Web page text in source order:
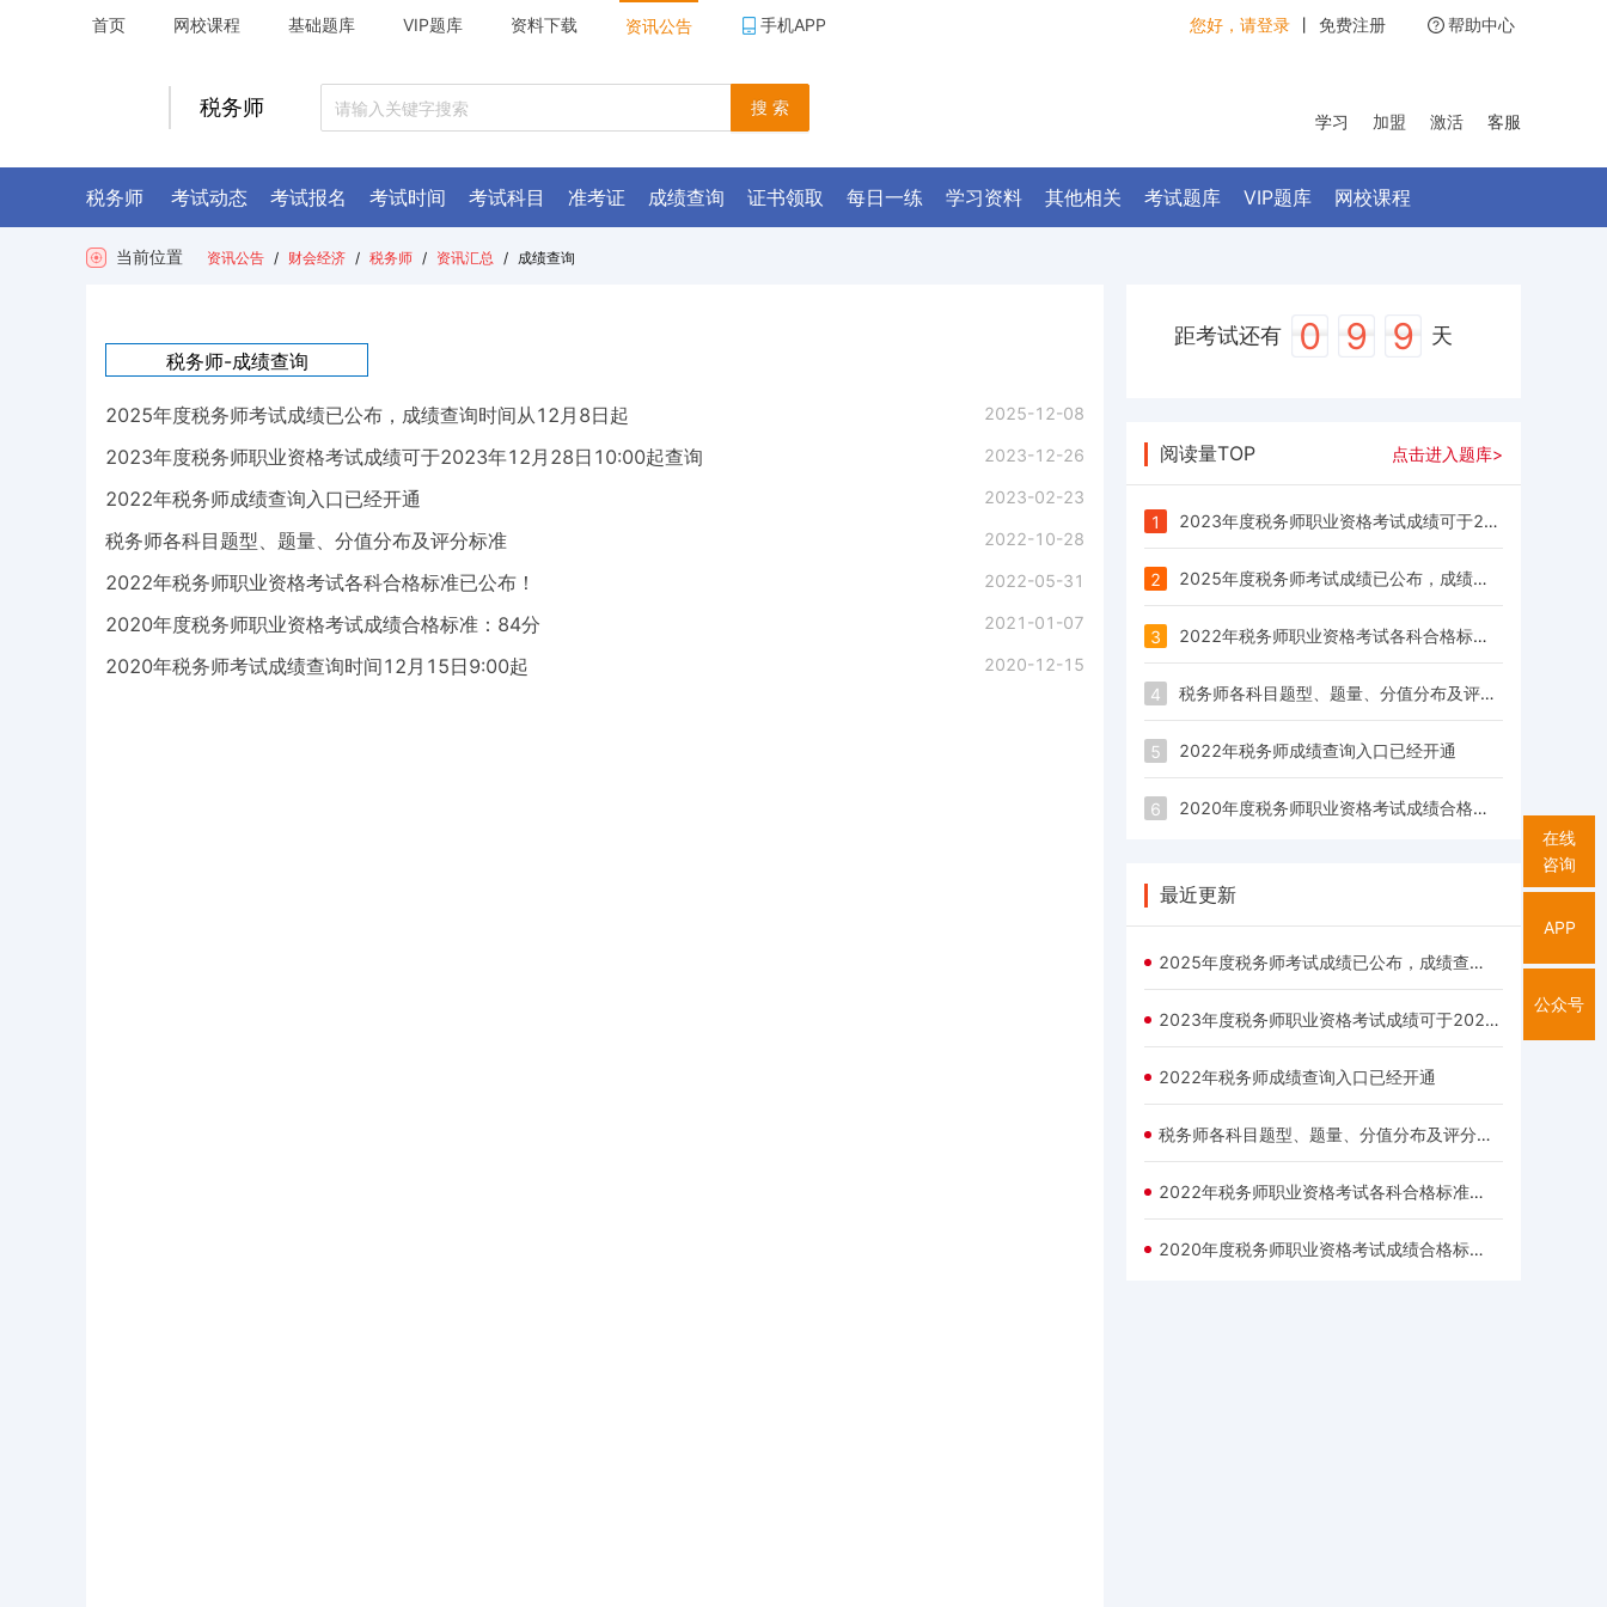
首页 网校课程 基础题库 VIP题库 资料下载 资讯公告 手机APP 您好，请登录 丨 免费注册 帮助中心
在线
咨询
APP
公众号
税务师 搜 索
学习 加盟 激活 客服
税务师 考试动态 考试报名 考试时间 考试科目 准考证 成绩查询 证书领取 每日一练 学习资料 其他相关 考试题库 VIP题库 网校课程
当前位置 资讯公告 / 财会经济 / 税务师 / 资讯汇总 / 成绩查询
税务师-成绩查询
2025年度税务师考试成绩已公布，成绩查询时间从12月8日起 2025-12-08
2023年度税务师职业资格考试成绩可于2023年12月28日10:00起查询 2023-12-26
2022年税务师成绩查询入口已经开通 2023-02-23
税务师各科目题型、题量、分值分布及评分标准 2022-10-28
2022年税务师职业资格考试各科合格标准已公布！ 2022-05-31
2020年度税务师职业资格考试成绩合格标准：84分 2021-01-07
2020年税务师考试成绩查询时间12月15日9:00起 2020-12-15
距考试还有 0 9 9 天
阅读量TOP 点击进入题库>
1 2023年度税务师职业资格考试成绩可于2023年12月28日10:00起查询
2 2025年度税务师考试成绩已公布，成绩查询时间从12月8日起
3 2022年税务师职业资格考试各科合格标准已公布！
4 税务师各科目题型、题量、分值分布及评分标准
5 2022年税务师成绩查询入口已经开通
6 2020年度税务师职业资格考试成绩合格标准：84分
最近更新
2025年度税务师考试成绩已公布，成绩查询时间从12月8日起
2023年度税务师职业资格考试成绩可于2023年12月28日10:00起查询
2022年税务师成绩查询入口已经开通
税务师各科目题型、题量、分值分布及评分标准
2022年税务师职业资格考试各科合格标准已公布！
2020年度税务师职业资格考试成绩合格标准：84分